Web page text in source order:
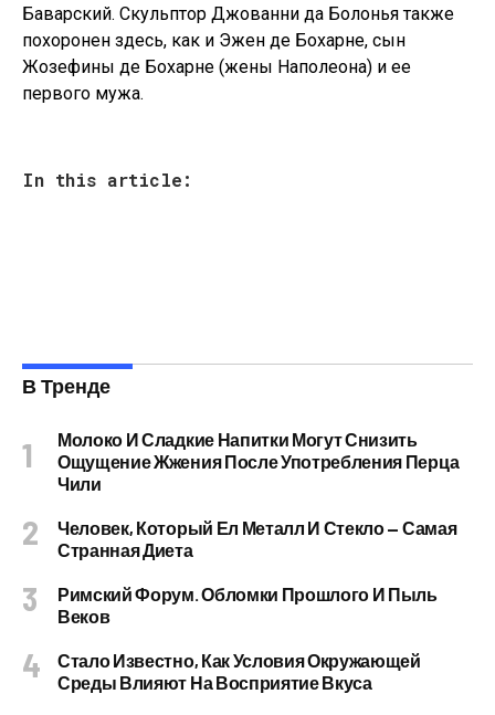
Баварский. Скульптор Джованни да Болонья также
похоронен здесь, как и Эжен де Бохарне, сын
Жозефины де Бохарне (жены Наполеона) и ее
первого мужа.
In this article:
В Тренде
Молоко И Сладкие Напитки Могут Снизить
Ощущение Жжения После Употребления Перца
Чили
Человек, Который Ел Металл И Стекло — Самая
Странная Диета
Римский Форум. Обломки Прошлого И Пыль
Веков
Стало Известно, Как Условия Окружающей
Среды Влияют На Восприятие Вкуса